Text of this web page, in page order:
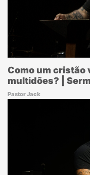
Como um cristão
multidões? |
Pastor Jack